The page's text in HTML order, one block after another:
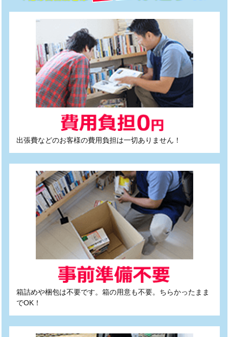
出張費などのお客様の費用負担は一切ありません！
箱詰めや梱包は不要です。箱の用意も不要。ちらかったまま
でOK！